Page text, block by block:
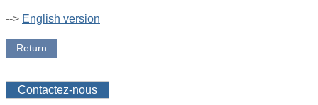
--> English version
Return
Contactez-nous